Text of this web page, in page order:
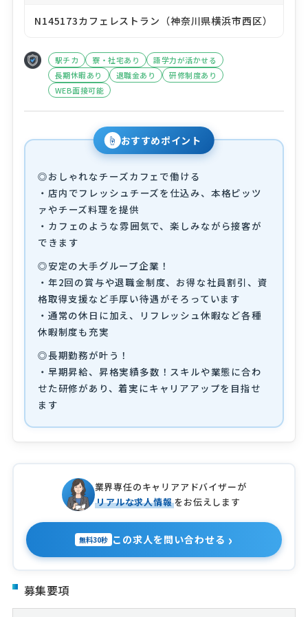
N145173カフェレストラン（神奈川県横浜市西区）
駅チカ 寮・社宅あり
語学力が活かせる
長期休暇あり
退職金あり
研修制度あり
WEB面接可能
☝ おすすめポイント
◎おしゃれなチーズカフェで働ける
・店内でフレッシュチーズを仕込み、本格ピッツ
ァやチーズ料理を提供
・カフェのような雰囲気で、楽しみながら接客が
できます
◎安定の大手グループ企業！
・年2回の賞与や退職金制度、お得な社員割引、資
格取得支援など手厚い待遇がそろっています
・通常の休日に加え、リフレッシュ休暇など各種
休暇制度も充実
◎長期勤務が叶う！
・早期昇給、昇格実績多数！スキルや業態に合わ
せた研修があり、着実にキャリアアップを目指せ
ます
業界専任のキャリアアドバイザーが
リアルな求人情報をお伝えします
無料30秒 この求人を問い合わせる ›
募集要項